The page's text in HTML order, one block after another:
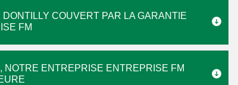
COUVERT PAR LA GARANTIE
FM
NOTRE ENTREPRISE ENTREPRISE FM